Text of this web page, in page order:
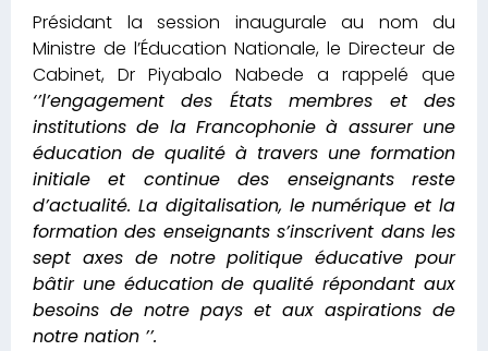
Présidant la session inaugurale au nom du
Ministre de l’Éducation Nationale, le Directeur de
Cabinet, Dr Piyabalo Nabede a rappelé que
‘’l’engagement des États membres et des
institutions de la Francophonie à assurer une
éducation de qualité à travers une formation
initiale et continue des enseignants reste
d’actualité. La digitalisation, le numérique et la
formation des enseignants s’inscrivent dans les
sept axes de notre politique éducative pour
bâtir une éducation de qualité répondant aux
besoins de notre pays et aux aspirations de
notre nation ’’.